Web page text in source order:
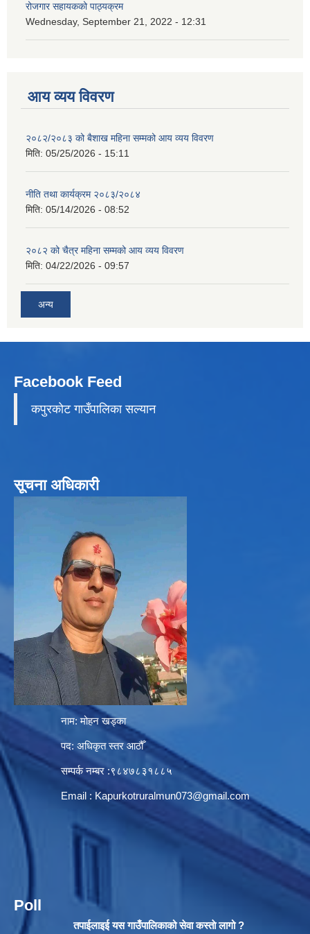
रोजगार सहायकको पाठ्यक्रम
Wednesday, September 21, 2022 - 12:31
आय व्यय विवरण
२०८२/२०८३ को बैशाख महिना सम्मको आय व्यय विवरण
मिति: 05/25/2026 - 15:11
नीति तथा कार्यक्रम २०८३/२०८४
मिति: 05/14/2026 - 08:52
२०८२ को चैत्र महिना सम्मको आय व्यय विवरण
मिति: 04/22/2026 - 09:57
अन्य
Facebook Feed
कपुरकाेट गाउँपालिका सल्यान
सूचना अधिकारी
नाम: मोहन खड्का
पद: अधिकृत स्तर आठौँ
सम्पर्क नम्बर :९८४७८३१८८५
Email : Kapurkotruralmun073@gmail.com
Poll
तपाईलाइई यस गाउँपालिकाको सेवा कस्ताे लागो ?